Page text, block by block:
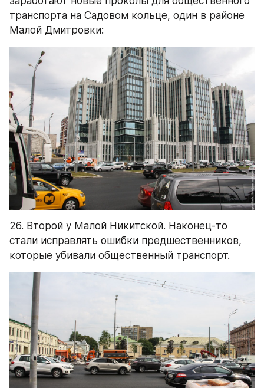
транспорта на Садовом кольце, один в районе
Малой Дмитровки:
26. Второй у Малой Никитской. Наконец-то
стали исправлять ошибки предшественников,
которые убивали общественный транспорт.